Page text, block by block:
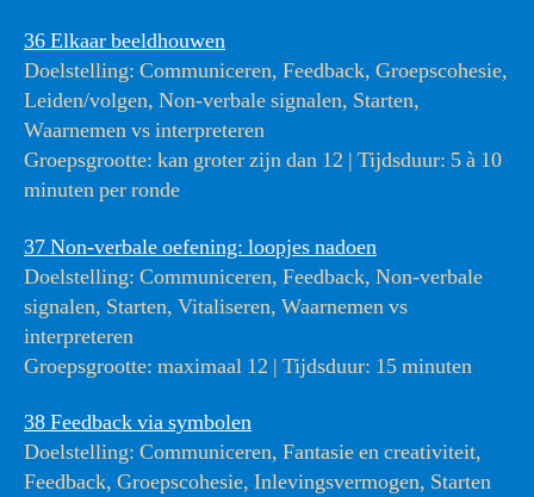
36 Elkaar beeldhouwen
Doelstelling: Communiceren, Feedback, Groepscohesie,
Leiden/volgen, Non-verbale signalen, Starten,
Waarnemen vs interpreteren
Groepsgrootte: kan groter zijn dan 12 | Tijdsduur: 5 à 10
minuten per ronde
37 Non-verbale oefening: loopjes nadoen
Doelstelling: Communiceren, Feedback, Non-verbale
signalen, Starten, Vitaliseren, Waarnemen vs
interpreteren
Groepsgrootte: maximaal 12 | Tijdsduur: 15 minuten
38 Feedback via symbolen
Doelstelling: Communiceren, Fantasie en creativiteit,
Feedback, Groepscohesie, Inlevingsvermogen, Starten